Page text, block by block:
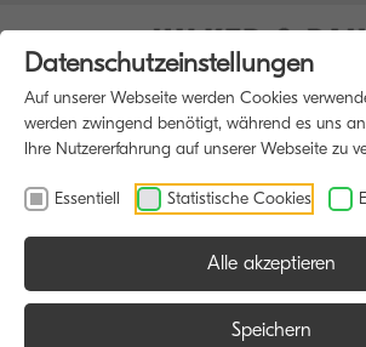
Datenschutzeinstellungen
Auf unserer Webseite werden Cookies
werden zwingend benötigt, während es uns
Ihre Nutzererfahrung auf unserer Webseite zu
Essentiell Statistische Cookies
Alle akzeptieren
Speichern